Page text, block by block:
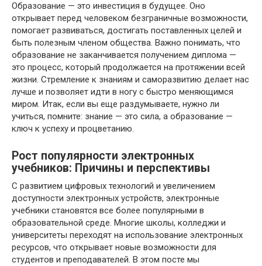
Образование — это инвестиция в будущее. Оно
открывает перед человеком безграничные возможности,
помогает развиваться, достигать поставленных целей и
быть полезным членом общества. Важно понимать, что
образование не заканчивается получением диплома —
это процесс, который продолжается на протяжении всей
жизни. Стремление к знаниям и саморазвитию делает нас
лучше и позволяет идти в ногу с быстро меняющимся
миром. Итак, если вы еще раздумываете, нужно ли
учиться, помните: знание — это сила, а образование —
ключ к успеху и процветанию.
Рост популярности электронных
учебников: Причины и перспективы
С развитием цифровых технологий и увеличением
доступности электронных устройств, электронные
учебники становятся все более популярными в
образовательной среде. Многие школы, колледжи и
университеты переходят на использование электронных
ресурсов, что открывает новые возможности для
студентов и преподавателей. В этом посте мы